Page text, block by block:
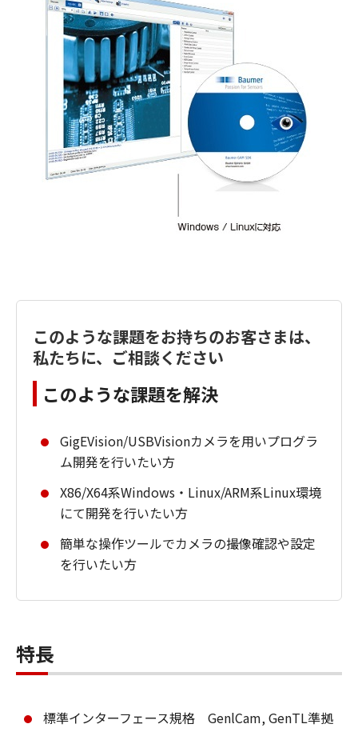
このような課題をお持ちのお客さまは、
私たちに、ご相談ください
このような課題を解決
GigEVision/USBVisionカメラを用いプログラ
ム開発を行いたい方
X86/X64系Windows・Linux/ARM系Linux環境
にて開発を行いたい方
簡単な操作ツールでカメラの撮像確認や設定
を行いたい方
特長
標準インターフェース規格 GenlCam, GenTL準拠